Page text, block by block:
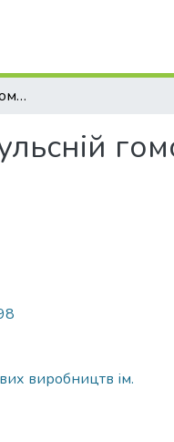
Визначення ступеня гомогенізації при імпульсній гомогенізації молока
виробництв ім.